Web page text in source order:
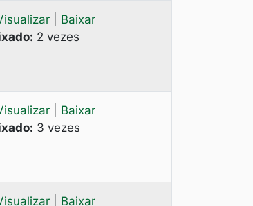
Baixar
2 vezes
Baixar
3 vezes
Baixar